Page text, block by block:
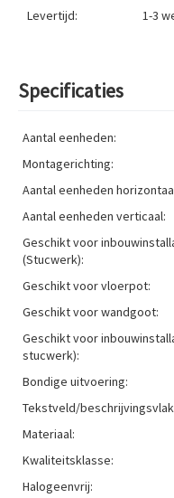
Levertijd: 1-3
Specificaties
Aantal eenheden:
Montagerichting:
Aantal eenheden
Aantal eenheden verticaal:
Geschikt voor
(Stucwerk):
Geschikt voor vloerpot:
Geschikt voor wandgoot:
Geschikt voor
stucwerk):
Bondige uitvoering:
Tekstveld/
Materiaal:
Kwaliteitsklasse:
Halogeenvrij: